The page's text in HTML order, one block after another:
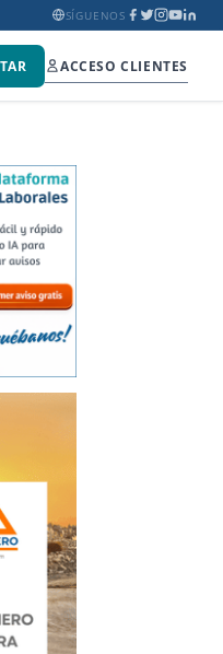
SÍGUENOS
ACCESO CLIENTES